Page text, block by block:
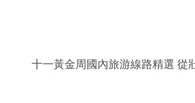
十一黃金周國內旅游線路精選 從